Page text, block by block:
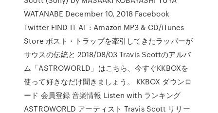
WATANABE December 10, 2018 Facebook
Twitter FIND IT AT : Amazon MP3 & CD/iTunes
Store ポスト・トラップを牽引してきたラッパーが
サウスの伝統と 2018/08/03 Travis Scottのアルバ
ム「ASTROWORLD」はこちら、今すぐKKBOXを
使って好きなだけ聞きましょう。 KKBOX ダウンロ
ード 会員登録 音楽情報 Listen with ランキング
ASTROWORLD アーティスト Travis Scott リリー